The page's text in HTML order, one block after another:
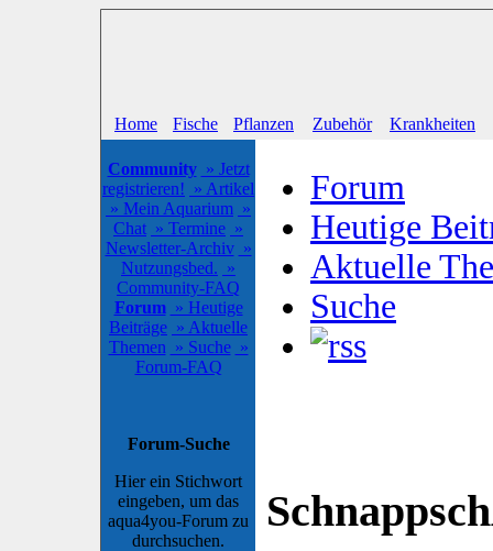
Home Fische Pflanzen Zubehör Krankheiten
Community » Jetzt
registrieren! » Artikel
» Mein Aquarium »
Chat » Termine »
Newsletter-Archiv »
Nutzungsbed. »
Community-FAQ
Forum » Heutige
Beiträge » Aktuelle
Themen » Suche »
Forum-FAQ
Forum-Suche
Hier ein Stichwort
eingeben, um das
aqua4you-Forum zu
durchsuchen.
Forum
Heutige
Aktuelle
Suche